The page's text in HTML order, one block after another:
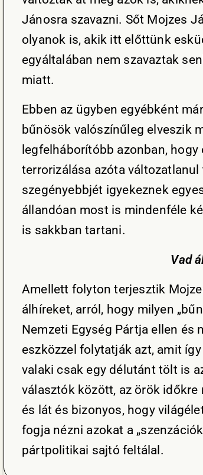
Jánosra szavazni. Sőt Mojzes
olyanok is, akik itt előttünk
egyáltalában nem szavaztak
miatt.
Ebben az ügyben egyébként
bűnösök valószínűleg elveszik
legfelháborítóbb azonban,
terrorizálása azóta
szegényebbjét igyekeznek
állandóan most is mindenféle
is sakkban tartani.
Vad
Amellett folyton terjesztik
álhíreket, arról, hogy milyen
Nemzeti Egység Pártja ellen és
eszközzel folytatják azt, amit
valaki csak egy délutánt tölt is
választók között, az örök időkre
és lát és bizonyos, hogy
fogja nézni azokat a
pártpolitikai sajtó feltálal.